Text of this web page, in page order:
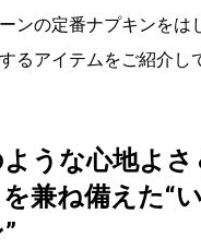
ンの定番ナプキンをは
るアイテムをご紹介し
うな心地よさ
兼ね備えた“